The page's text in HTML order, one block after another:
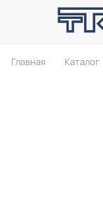
Главная Каталог